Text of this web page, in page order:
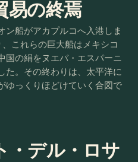
易の終焉
ン船がアカプルコへ入港しま
これらの巨大船はメキシコ
国の絹をヌエバ・エスパーニ
た。その終わりは、太平洋に
ゆっくりほどけていく合図で
・デル・ロサ